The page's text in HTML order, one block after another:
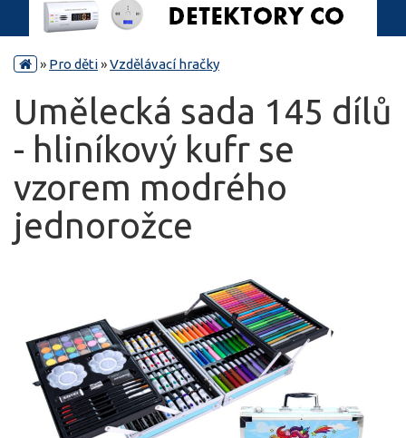
» Pro děti»Vzdělávací hračky
Umělecká sada 145 dílů
- hliníkový kufr se
vzorem modrého
jednorožce